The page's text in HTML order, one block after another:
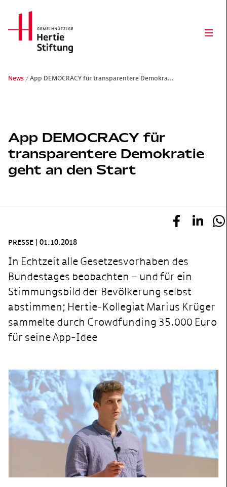
Hertie Stiftung Logo
News App DEMOCRACY für transparentere Demokra...
App DEMOCRACY für
transparentere Demokratie
geht an den Start
PRESSE 01.10.2018
In Echtzeit alle Gesetzesvorhaben des
Bundestages beobachten – und für ein
Stimmungsbild der Bevölkerung selbst
abstimmen; Hertie-Kollegiat Marius Krüger
sammelte durch Crowdfunding 35.000 Euro
für seine App-Idee